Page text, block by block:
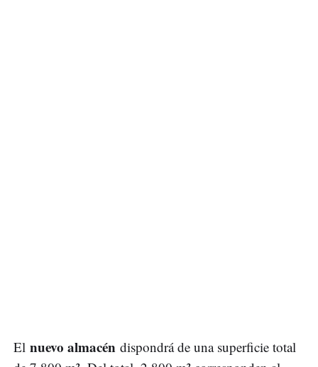
El nuevo almacén dispondrá de una superficie total